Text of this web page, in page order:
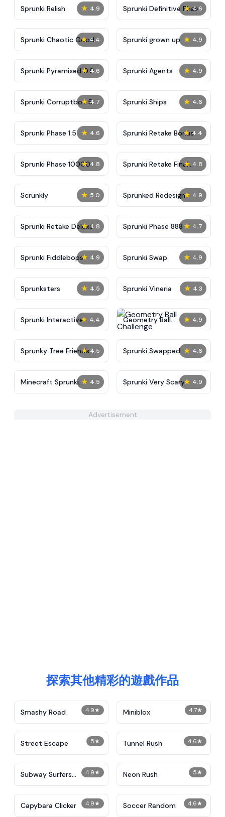
★ 4.9
Sprunki Relish ★ 4.6
Sprunki Definitive Phase
7
★ 4.4
Sprunki Chaotic Good ★ 4.9
Sprunki grown up
★ 4.6
Sprunki Pyramixed 0.9 ★ 4.9
Sprunki Agents
★ 4.7
Sprunki Corruptbox 5 ★ 4.6
Sprunki Ships
★ 4.6
Sprunki Phase 1.5 ★ 4.4
Sprunki Retake Bonus
★ 4.8
Sprunki Phase 10000 ★ 4.8
Sprunki Retake Final
Update
★ 5.0
Scrunkly ★ 4.9
Sprunked Redesign
★ 4.8
Sprunki Retake Deluxe ★ 4.7
Sprunki Phase 888
★ 4.9
Sprunki Fiddlebops ★ 4.9
Sprunki Swap
★ 4.5
Sprunksters ★ 4.3
Sprunki Vineria
★ 4.4
Sprunki Interactive
Tunner
★ 4.9
Geometry Ball
Challenge
★ 4.5
Sprunky Tree Friends
Still Alive​
★ 4.6
Sprunki Swapped
★ 4.5
Minecraft Sprunki
Incredibox
★ 4.9
Sprunki Very Scary
Advertisement
探索其他精彩的遊戲作品
4.9★
Smashy Road 4.7★
Miniblox
5★
Street Escape 4.6★
Tunnel Rush
4.9★
Subway Surfers
Unblocked
5★
Neon Rush
4.9★
Capybara Clicker 4.6★
Soccer Random